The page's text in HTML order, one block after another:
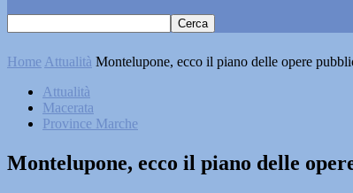
Home Attualità Montelupone, ecco il piano delle opere
Attualità
Macerata
Province Marche
Montelupone, ecco il piano delle